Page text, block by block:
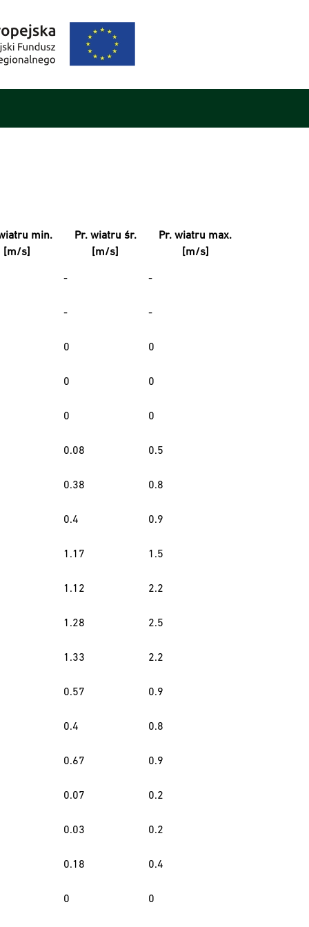
min.
[m/s]
Pr. wiatru śr.
[m/s]
Pr. wiatru max.
[m/s]
- -
- -
0 0
0 0
0 0
0.08 0.5
0.38 0.8
0.4 0.9
1.17 1.5
1.12 2.2
1.28 2.5
1.33 2.2
0.57 0.9
0.4 0.8
0.67 0.9
0.07 0.2
0.03 0.2
0.18 0.4
0 0